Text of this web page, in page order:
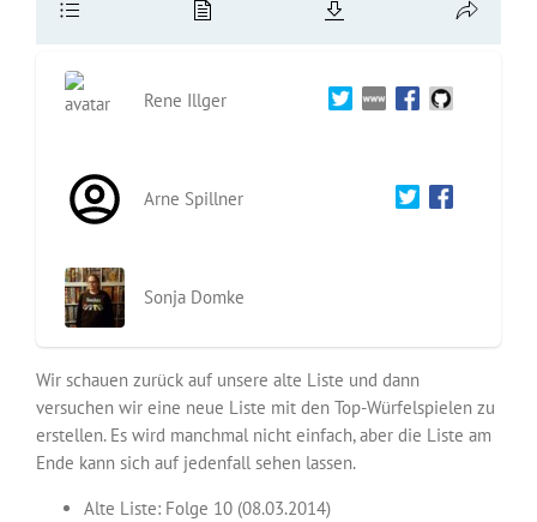
Rene Illger
Arne Spillner
Sonja Domke
Wir schauen zurück auf unsere alte Liste und dann
versuchen wir eine neue Liste mit den Top-Würfelspielen zu
erstellen. Es wird manchmal nicht einfach, aber die Liste am
Ende kann sich auf jedenfall sehen lassen.
Alte Liste: Folge 10 (08.03.2014)